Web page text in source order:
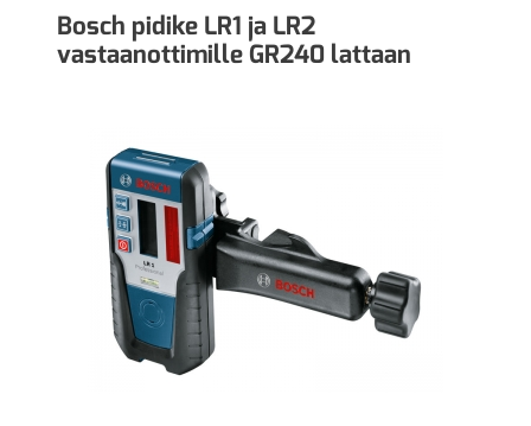
Bosch pidike LR1 ja LR2
vastaanottimille GR240 lattaan